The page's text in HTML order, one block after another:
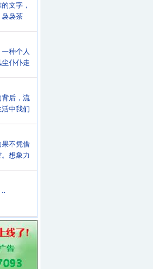
文字，
袅袅茶
种个人
仆仆走
背后，流
中我们
果不凭借
想象力
..